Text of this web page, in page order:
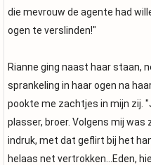
die mevrouw de agente had
ogen te verslinden!"
Rianne ging naast haar staan,
sprankeling in haar ogen na
pookte me zachtjes in mijn zij.
plasser, broer. Volgens mij was
indruk, met dat geflirt bij het
helaas net vertrokken...Eden,